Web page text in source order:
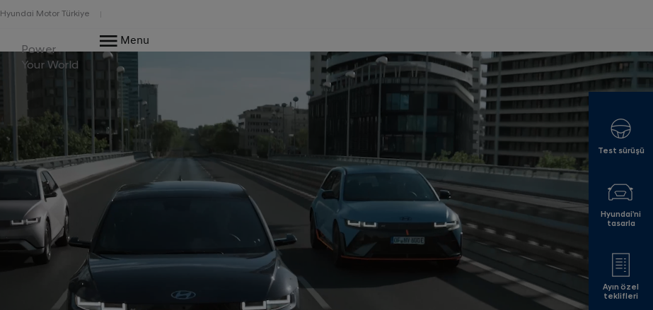
Hyundai Motor Türkiye
Power
Your World
Menu
Test sürüşü
Hyundai'ni
tasarla
Ayın özel
teklifleri